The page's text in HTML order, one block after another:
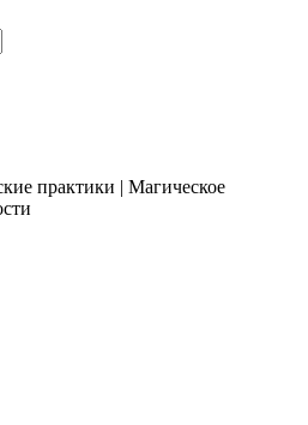
практики | Магическое